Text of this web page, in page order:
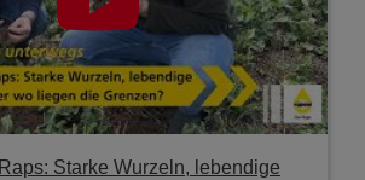
Starke Wurzeln, lebendige